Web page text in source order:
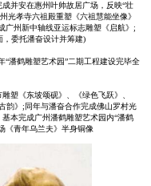
并安在惠州叶帅故居广场，反映“壮
光孝寺六祖殿重塑《六祖慧能坐像》
广州新中轴线亚运标志雕塑《启航》;
，委托潘奋设计并筹建)
鹤雕塑艺术园”二期工程建设完毕全
《东坡颂砚》、《绿色飞跃》、
韵》;同年与潘奋合作完成佛山罗村光
本完成广州潘鹤雕塑艺术园内“潘鹤
《青年乌兰夫》半身铜像